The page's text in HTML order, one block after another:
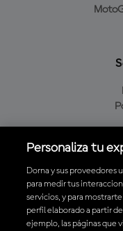
Descarga la
Personaliza tu
Dorna y sus proveedores
para medir tus
servicios, y para
perfil elaborado a partir
ejemplo, las páginas que